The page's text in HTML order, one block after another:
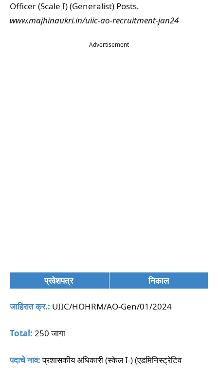
Officer (Scale I) (Generalist) Posts.
www.majhinaukri.in/uiic-ao-recruitment-jan24
Advertisement
प्रवेशपत्र निकाल
जाहिरात क्र.: UIIC/HOHRM/AO-Gen/01/2024
Total: 250 जागा
पदाचे नाव:प्रशासकीय अधिकारी (स्केल I-) (एडमिनिस्ट्रेटिव